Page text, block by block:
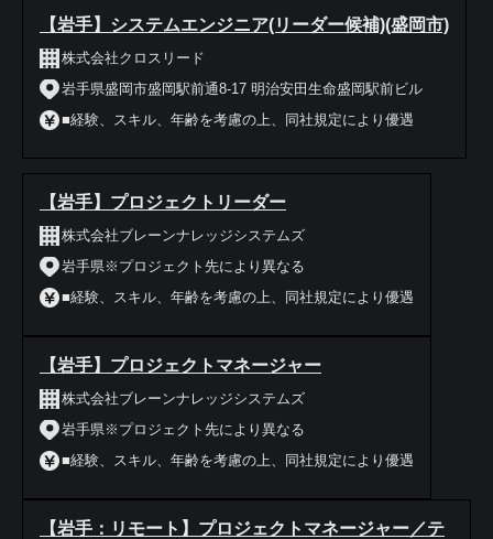
【岩手】システムエンジニア(リーダー候補)(盛岡市)
株式会社クロスリード
岩手県盛岡市盛岡駅前通8-17 明治安田生命盛岡駅前ビル
■経験、スキル、年齢を考慮の上、同社規定により優遇
【岩手】プロジェクトリーダー
株式会社ブレーンナレッジシステムズ
岩手県※プロジェクト先により異なる
■経験、スキル、年齢を考慮の上、同社規定により優遇
【岩手】プロジェクトマネージャー
株式会社ブレーンナレッジシステムズ
岩手県※プロジェクト先により異なる
■経験、スキル、年齢を考慮の上、同社規定により優遇
【岩手：リモート】プロジェクトマネージャー／テ